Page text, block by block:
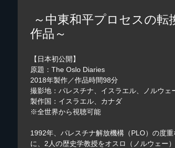
～中東和平プロセスの
作品～
【日本初公開】
原題：The Oslo Diaries
2018年製作／作品時間98分
撮影地：パレスチナ、イスラエル、ノルウェ
製作国：イスラエル、カナダ
※全世界から視聴可能
1992年、パレスチナ解放機構（PLO）の度
に、2人の歴史学教授をオスロ（ノルウェー